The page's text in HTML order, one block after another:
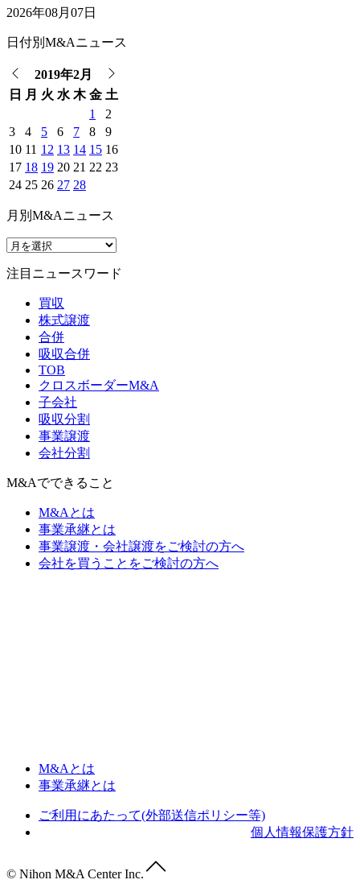
2026年08月07日
日付別M&Aニュース
2019年2月
日
月 火 水 木 金 土
1
2
3
4 5 6 7 8
9
10 11 12 13 14 15 16
17 18 19 20 21 22 23
24 25 26 27 28
月別M&Aニュース
注目ニュースワード
買収
株式譲渡
合併
吸収合併
TOB
クロスボーダーM&A
子会社
吸収分割
事業譲渡
会社分割
M&Aでできること
M&Aとは
事業承継とは
事業譲渡・会社譲渡をご検討の方へ
会社を買うことをご検討の方へ
M&Aとは
事業承継とは
ご利用にあたって(外部送信ポリシー等)
個人情報保護方針
© Nihon M&A Center Inc.